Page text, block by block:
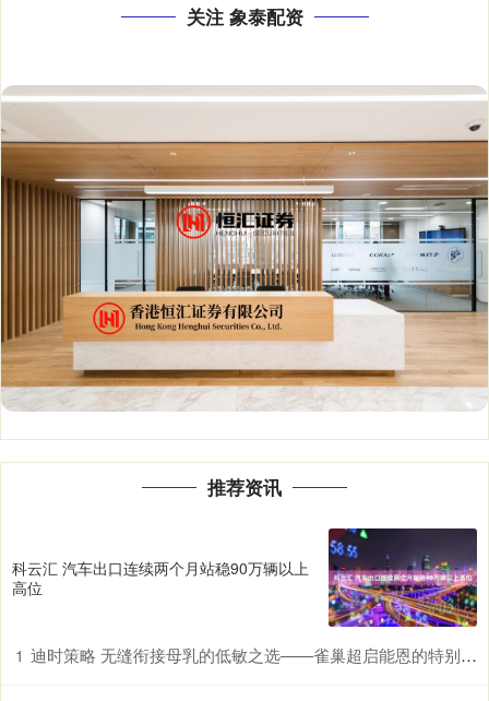
关注 象泰配资
推荐资讯
科云汇 汽车出口连续两个月站稳90万辆以上
高位
1 迪时策略 无缝衔接母乳的低敏之选——雀巢超启能恩的特别优势